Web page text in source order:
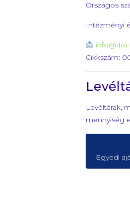
Országos
Intézményi
Cikkszám:
Levéltárak,
mennyiség
Egyedi